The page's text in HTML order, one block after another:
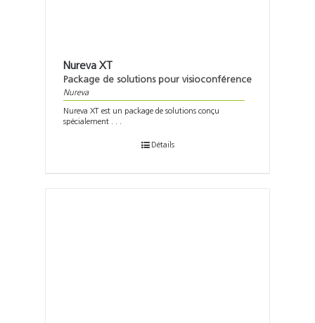
Nureva XT
Package de solutions pour visioconférence
Nureva
Nureva XT est un package de solutions conçu
spécialement . . .
Détails